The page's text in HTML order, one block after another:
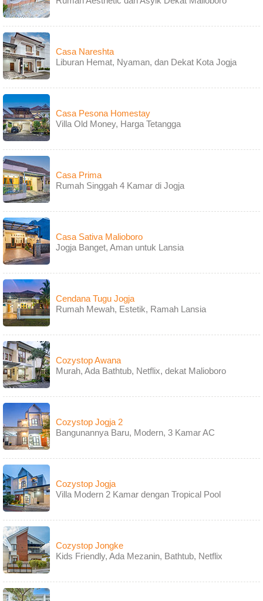
Casa Nareshta
Liburan Hemat, Nyaman, dan Dekat Kota Jogja
Casa Pesona Homestay
Villa Old Money, Harga Tetangga
Casa Prima
Rumah Singgah 4 Kamar di Jogja
Casa Sativa Malioboro
Jogja Banget, Aman untuk Lansia
Cendana Tugu Jogja
Rumah Mewah, Estetik, Ramah Lansia
Cozystop Awana
Murah, Ada Bathtub, Netflix, dekat Malioboro
Cozystop Jogja 2
Bangunannya Baru, Modern, 3 Kamar AC
Cozystop Jogja
Villa Modern 2 Kamar dengan Tropical Pool
Cozystop Jongke
Kids Friendly, Ada Mezanin, Bathtub, Netflix